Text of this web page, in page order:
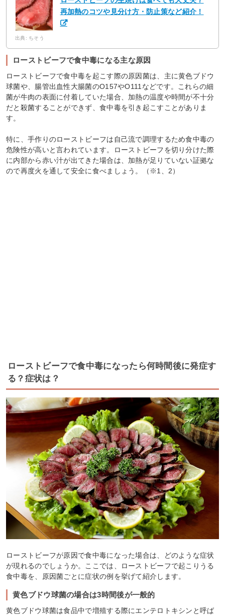
再加熱のコツや見分け方・防止策など紹介！
出典: ちそう
ローストビーフで食中毒になる主な原因
ローストビーフで食中毒を起こす際の原因菌は、主に黄色ブドウ
球菌や、腸管出血性大腸菌のO157やO111などです。これらの細
菌が牛肉の表面に付着していた場合、加熱の温度や時間が不十分
だと殺菌することができず、食中毒を引き起こすことがありま
す。
特に、手作りのローストビーフは自己流で調理するため食中毒の
危険性が高いと言われています。ローストビーフを切り分けた際
に内部から赤い汁が出てきた場合は、加熱が足りていない証拠な
ので再度火を通して安全に食べましょう。（※1、2）
ローストビーフで食中毒になったら何時間後に発症す
る？症状は？
ローストビーフが原因で食中毒になった場合は、どのような症状
が現れるのでしょうか。ここでは、ローストビーフで起こりうる
食中毒を、原因菌ごとに症状の例を挙げて紹介します。
黄色ブドウ球菌の場合は3時間後が一般的
黄色ブドウ球菌は食品中で増殖する際にエンテロトキシンと呼ば